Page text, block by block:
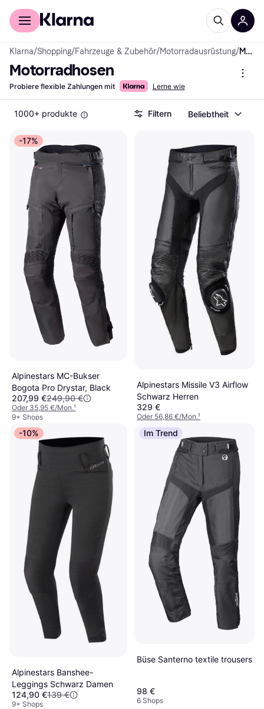
Für Shopper
Klarna/Shopping/Fahrzeuge & Zubehör/Motorradausrüstung/ Motorradhosen
Motorradhosen
Probiere flexible Zahlungen mit Lerne wie
1000+ produkte Filtern Beliebtheit
-17%
Alpinestars MC-Bukser
Bogota Pro Drystar, Black
207,99 €249,90 €
Oder 35,95 €/Mon.¹
9+ Shops
Alpinestars Missile V3 Airflow
Schwarz Herren
329 €
Oder 56,86 €/Mon.¹
9+ Shops
-10%
Alpinestars Banshee-
Leggings Schwarz Damen
124,90 €139 €
9+ Shops
Im Trend
Büse Santerno textile trousers
98 €
6 Shops